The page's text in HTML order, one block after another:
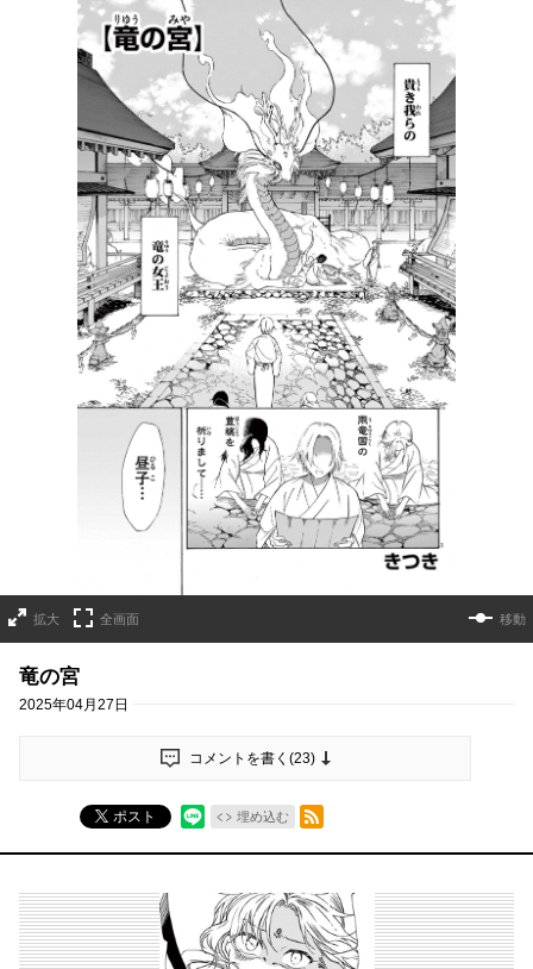
拡大 全画面 移動
竜の宮
2025年04月27日
コメントを書く(23)
ポスト 埋め込む
RSSフィード